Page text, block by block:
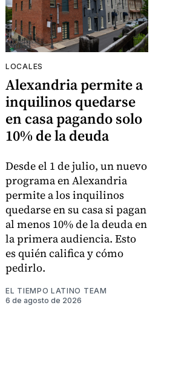
LOCALES
Alexandria permite a
inquilinos quedarse
en casa pagando solo
10% de la deuda
Desde el 1 de julio, un nuevo
programa en Alexandria
permite a los inquilinos
quedarse en su casa si pagan
al menos 10% de la deuda en
la primera audiencia. Esto
es quién califica y cómo
pedirlo.
EL TIEMPO LATINO TEAM
6 de agosto de 2026